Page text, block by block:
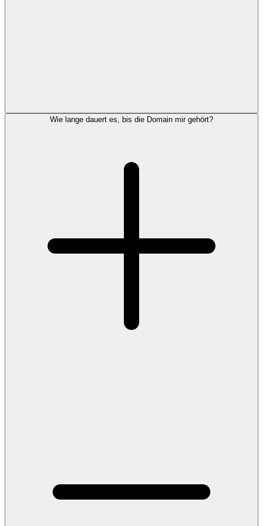
Wie lange dauert es, bis die Domain mir gehört?